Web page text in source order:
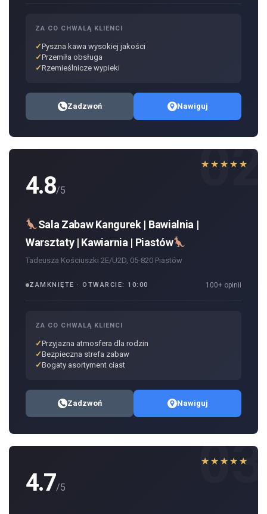
ZA CO CHWALĄ KLIENCI
Pyszna kawa wysokiej jakości
Przemiła obsługa
Rzemieślnicze wypieki
Zadzwoń Nawiguj
02
★★★★★
4.8/5
Sala Zabaw Kangurek | Bawialnia |
Warsztaty | Kawiarnia | Piastów
Tadeusza Kościuszki 2E/U2D, 05-820 Piastów
ZAMKNIĘTE · OTWARCIE: 10:00 100+ opinii
ZA CO CHWALĄ KLIENCI
Przyjazna atmosfera dla rodzin
Bezpieczna strefa zabaw
Bogaty asortyment ciast
Zadzwoń Nawiguj
03
★★★★★
4.7/5